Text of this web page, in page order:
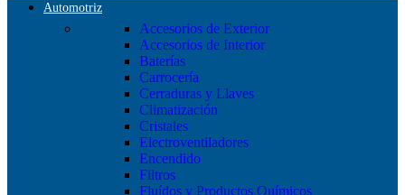
Automotriz
Accesorios de Exterior
Accesorios de Interior
Baterías
Carrocería
Cerraduras y Llaves
Climatización
Cristales
Electroventiladores
Encendido
Filtros
Fluídos y Productos Químicos